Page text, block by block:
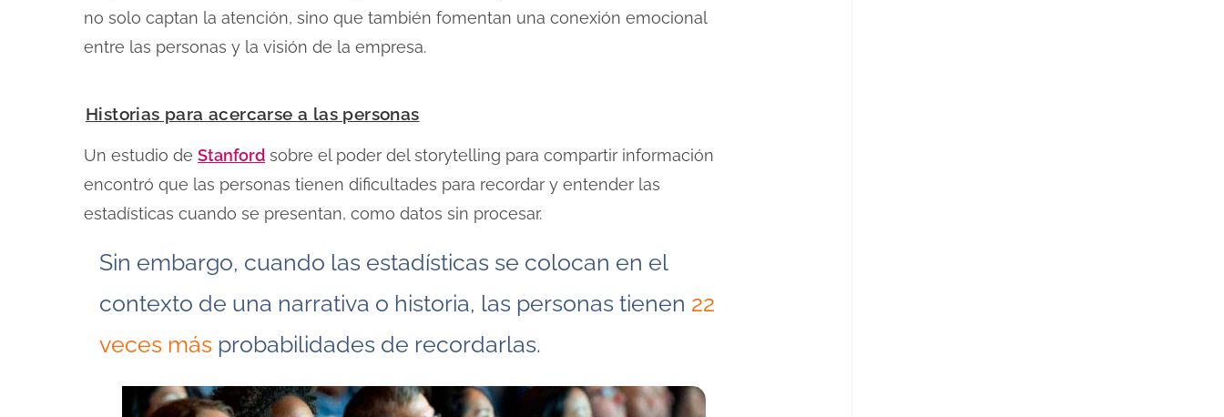
no solo captan la atención, sino que también fomentan una conexión emocional
entre las personas y la visión de la empresa.
Historias para acercarse a las personas
Un estudio de Stanford sobre el poder del storytelling para compartir información
encontró que las personas tienen dificultades para recordar y entender las
estadísticas cuando se presentan, como datos sin procesar.
Sin embargo, cuando las estadísticas se colocan en el
contexto de una narrativa o historia, las personas tienen 22
veces más probabilidades de recordarlas.